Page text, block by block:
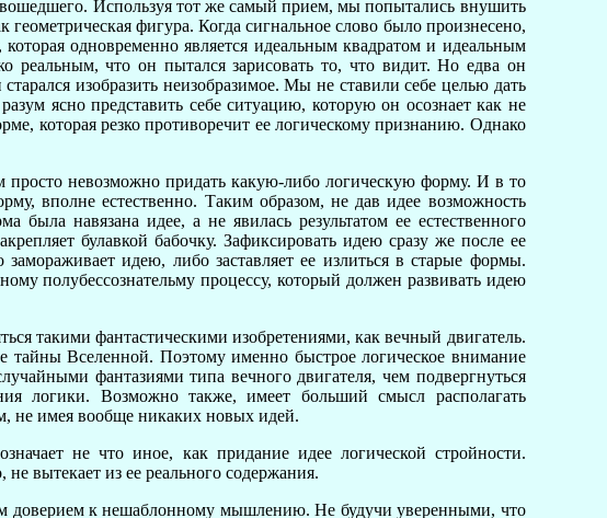
Используя тот же самый прием, мы попытались внушить
фигура. Когда сигнальное слово было произнесено,
одновременно является идеальным квадратом и идеальным
что он пытался зарисовать то, что видит. Но едва он
изобразить неизобразимое. Мы не ставили себе целью дать
ясно представить себе ситуацию, которую он осознает как не
которая резко противоречит ее логическому признанию. Однако
невозможно придать какую-либо логическую форму. И в то
вполне естественно. Таким образом, не дав идее возможность
навязана идее, а не явилась результатом ее естественного
булавкой бабочку. Зафиксировать идею сразу же после ее
идею, либо заставляет ее излиться в старые формы.
полубессознательму процессу, который должен развивать идею
такими фантастическими изобретениями, как вечный двигатель.
тайны Вселенной. Поэтому именно быстрое логическое внимание
фантазиями типа вечного двигателя, чем подвергнуться
логики. Возможно также, имеет больший смысл располагать
не имея вообще никаких новых идей.
не что иное, как придание идее логической стройности.
вытекает из ее реального содержания.
доверием к нешаблонному мышлению. Не будучи уверенными, что